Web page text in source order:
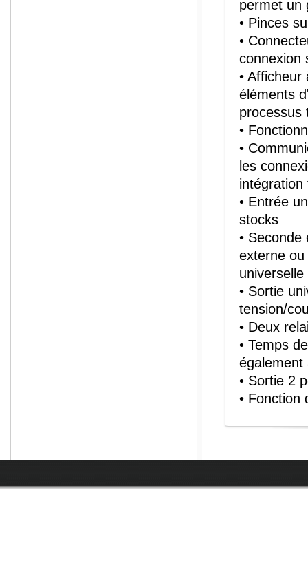
permet un
• Pinces
•
connexion
•
éléments
processus
•
•
les
intégration
• Entrée
stocks
•
externe
• Sortie
tension/
• Deux
• Temps
également
• Sortie 2
• Fonction